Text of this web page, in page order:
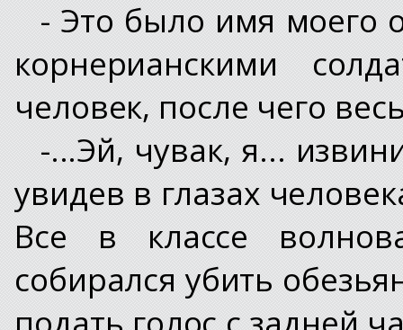
- Это было имя моего
корнерианскими
человек, после чего
-...Эй, чувак, я...
увидев в глазах
Все в классе
собирался убить